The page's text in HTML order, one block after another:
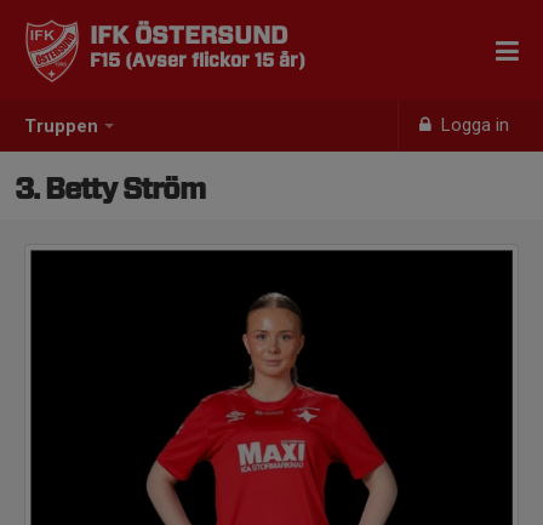
Truppen Logga in
IFK ÖSTERSUND
F15 (Avser flickor 15 år)
3. Betty Ström